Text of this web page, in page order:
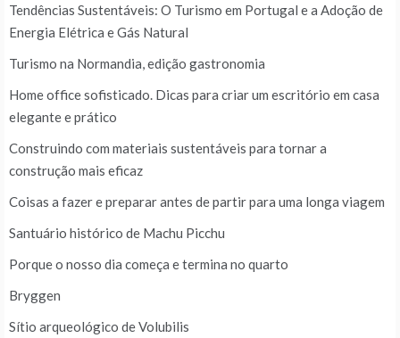
Tendências Sustentáveis: O Turismo em Portugal e a Adoção de
Energia Elétrica e Gás Natural
Turismo na Normandia, edição gastronomia
Home office sofisticado. Dicas para criar um escritório em casa
elegante e prático
Construindo com materiais sustentáveis para tornar a
construção mais eficaz
Coisas a fazer e preparar antes de partir para uma longa viagem
Santuário histórico de Machu Picchu
Porque o nosso dia começa e termina no quarto
Bryggen
Sítio arqueológico de Volubilis